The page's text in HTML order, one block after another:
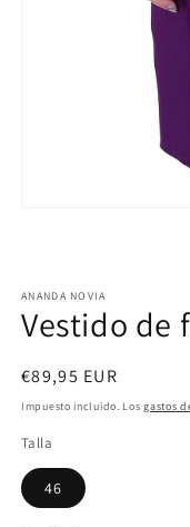
una
ventana
modal
ANANDA NOVIA
Vestido de
Precio
habitual
€89,95 EUR
Impuesto incluido. Losgastos
Talla
46